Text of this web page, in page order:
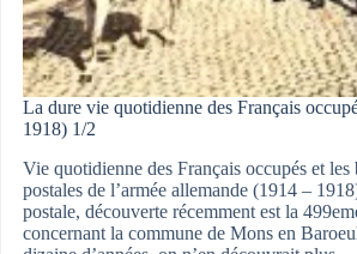
La dure vie quotidienne des Français
1918) 1/2
Vie quotidienne des Français occupés et les
postales de l’armée allemande (1914 –
postale, découverte récemment est la
concernant la commune de Mons en